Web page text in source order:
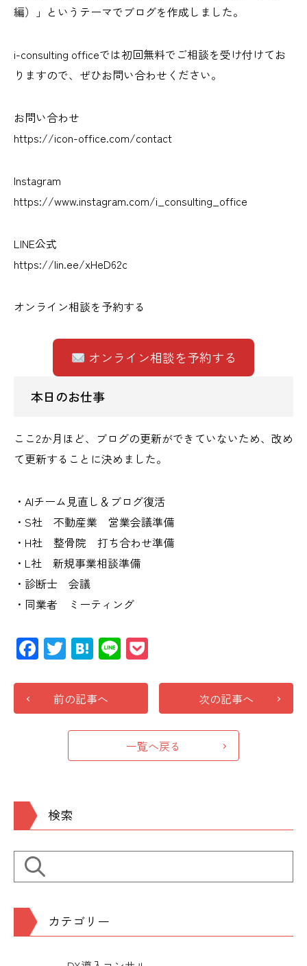
編）」というテーマでブログを作成しました。
i-consulting officeでは初回無料でご相談を受け付けてお
りますので、ぜひお問い合わせください。
お問い合わせ
https://icon-office.com/contact
Instagram
https://www.instagram.com/i_consulting_office
LINE公式
https://lin.ee/xHeD62c
オンライン相談を予約する
オンライン相談を予約する
本日のお仕事
ここ2か月ほど、ブログの更新ができていないため、改め
て更新することに決めました。
・AIチーム見直し＆ブログ復活
・S社 不動産業 営業会議準備
・H社 整骨院 打ち合わせ準備
・L社 新規事業相談準備
・診断士 会議
・同業者 ミーティング
Facebook
Twitter
Hatena
Line
前の記事へ 次の記事へ
一覧へ戻る
検索
カテゴリー